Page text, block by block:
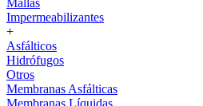
Mallas
Impermeabilizantes
+
Asfálticos
Hidrófugos
Otros
Membranas Asfálticas
Membranas Líquidas